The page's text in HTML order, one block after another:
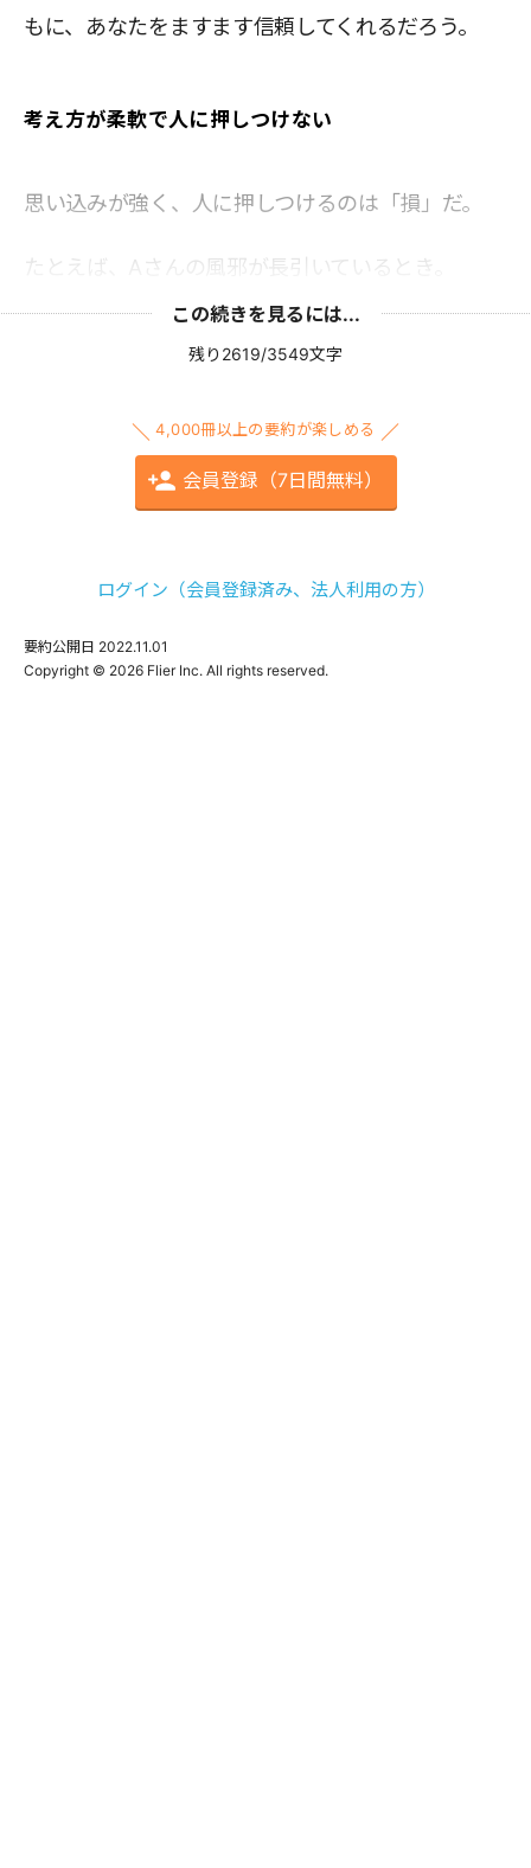
もに、あなたをますます信頼してくれるだろう。
考え方が柔軟で人に押しつけない
思い込みが強く、人に押しつけるのは「損」だ。
たとえば、Aさんの風邪が長引いているとき。
この続きを見るには...
残り2619/3549文字
4,000冊以上の要約が楽しめる
会員登録（7日間無料）
ログイン（会員登録済み、法人利用の方）
要約公開日 2022.11.01